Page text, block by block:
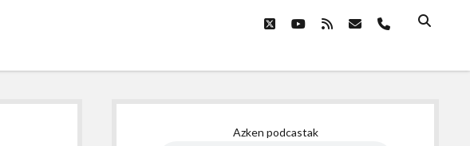
twitteryoutube
rss emailphone
Azken podcastak